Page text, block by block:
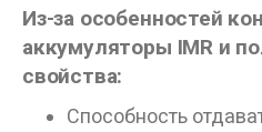
Из-за особенностей
аккумуляторы IMR и
свойства:
Способность
ДА